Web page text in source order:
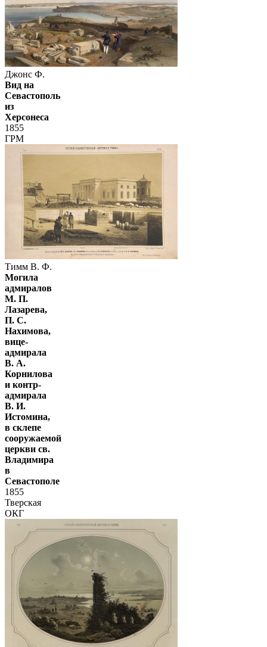
Джонс Ф.
Вид на
Севастополь
из
Херсонеса
1855
ГРМ
Тимм В. Ф.
Могила
адмиралов
М. П.
Лазарева,
П. С.
Нахимова,
вице-
адмирала
В. А.
Корнилова
и контр-
адмирала
В. И.
Истомина,
в склепе
сооружаемой
церкви св.
Владимира
в
Севастополе
1855
Тверская
ОКГ